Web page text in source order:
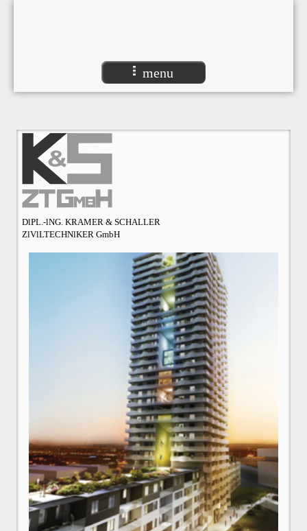
menu
DlPL.-lNG. KRAMER & SCHALLER
ZlVlLTECHNlKER GmbH